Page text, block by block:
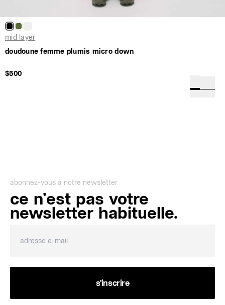
mid layer
doudoune femme plumis micro down
$500
abonnez-vous à notre newsletter
ce n'est pas votre
newsletter habituelle.
s’inscrire